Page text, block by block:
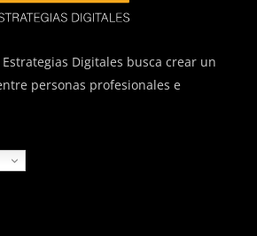
Estrategias Digitales busca crear un
personas profesionales e